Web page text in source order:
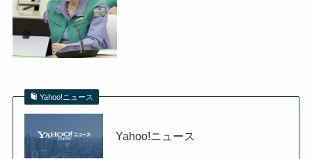
Yahoo!ニュース
Yahoo!ニュース